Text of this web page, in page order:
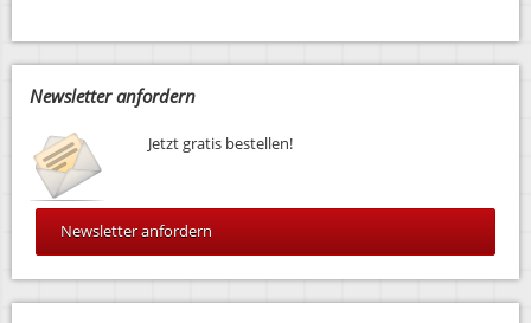
Newsletter anfordern
Jetzt gratis bestellen!
Newsletter anfordern